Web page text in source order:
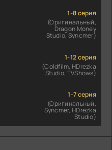
1-8 серия
(Оригинальный,
Dragon Money
Studio, Syncmer)
1-12 серия
(Coldfilm, HDrezka
Studio, TVShows)
1-7 серия
(Оригинальный,
Syncmer, HDrezka
Studio)